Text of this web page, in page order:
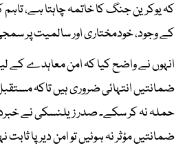
کہ یوکرین جنگ کا خاتمہ چاہتا ہے،
کے وجود، خودمختاری اور سالمیت پر
انہوں نے واضح کیا کہ امن معاہدے کے
ضمانتیں انتہائی ضروری ہیں تاکہ
حملہ نہ کر سکے۔ صدر زیلنسکی نے
ضمانتیں مؤثر نہ ہوئیں تو امن دیرپا ثابت